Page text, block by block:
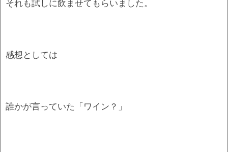
それも試しに飲ませてもらいました。
感想としては
誰かが言っていた「ワイン？」